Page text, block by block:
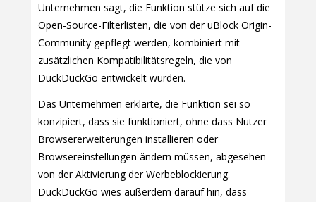
Unternehmen sagt, die Funktion stütze sich auf die
Open-Source-Filterlisten, die von der uBlock Origin-
Community gepflegt werden, kombiniert mit
zusätzlichen Kompatibilitätsregeln, die von
DuckDuckGo entwickelt wurden.
Das Unternehmen erklärte, die Funktion sei so
konzipiert, dass sie funktioniert, ohne dass Nutzer
Browsererweiterungen installieren oder
Browsereinstellungen ändern müssen, abgesehen
von der Aktivierung der Werbeblockierung.
DuckDuckGo wies außerdem darauf hin, dass